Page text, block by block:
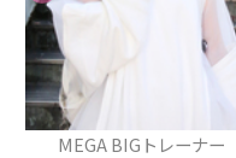
MEGA BIGトレーナー